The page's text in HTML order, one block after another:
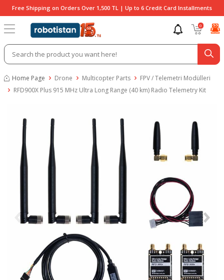
Free Shipping on Orders Over 1,500 TL | Up to 6 Credit Card Installments
0
Home Page Drone Multicopter Parts
FPV / Telemetri Modülleri
RFD900X Plus 915 MHz Ultra Long Range (40 km) Radio Telemetry Kit